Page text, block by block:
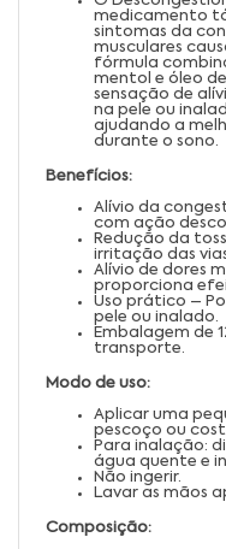
medicamento
sintomas da
musculares
fórmula
mentol e óleo
sensação de
na pele ou
ajudando a
durante o sono.
Benefícios:
Alívio da
com ação
Redução da
irritação das
Alívio de dores
proporciona
Uso prático –
pele ou inalado.
Embalagem de
transporte.
Modo de uso:
Aplicar uma
pescoço ou
Para inalação:
água quente e
Não ingerir.
Lavar as mãos
Composição: